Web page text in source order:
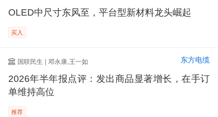
OLED中尺寸东风至，平台型新材料龙头崛起
买入
国联民生 | 邓永康,王一如 东方电缆
2026年半年报点评：发出商品显著增长，在手订
单维持高位
推荐